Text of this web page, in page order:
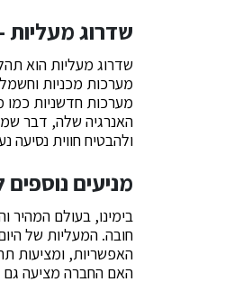
שדרוג
שדרוג מעליות הוא
מערכות מכניות
מערכות חדשניות כמו
האנרגיה שלה, דבר
ולהבטיח חווית
מניעים
בימינו, בעולם
חובה. המעליות של
האפשריות, ומציעות
האם החברה מציעה גם